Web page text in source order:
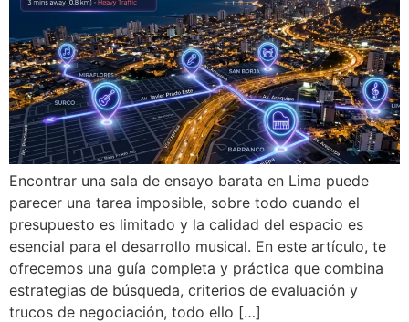
Encontrar una sala de ensayo barata en Lima puede
parecer una tarea imposible, sobre todo cuando el
presupuesto es limitado y la calidad del espacio es
esencial para el desarrollo musical. En este artículo, te
ofrecemos una guía completa y práctica que combina
estrategias de búsqueda, criterios de evaluación y
trucos de negociación, todo ello […]